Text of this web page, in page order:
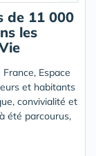
de 11 000
les
Espace
et habitants
convivialité et
été parcourus,